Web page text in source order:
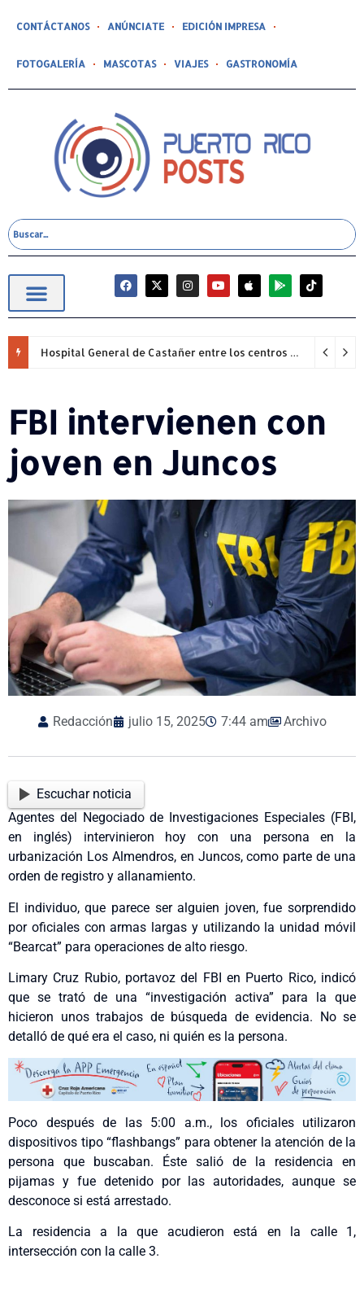
CONTÁCTANOS ANÚNCIATE EDICIÓN IMPRESA
FOTOGALERÍA MASCOTAS VIAJES GASTRONOMÍA
Hospital General de Castañer entre los centros de salud comunitarios con mejor desempeño clínico de Estados Unidos
FBI intervienen con
joven en Juncos
Redacción julio 15, 2025 7:44 am Archivo
Escuchar noticia
Agentes del Negociado de Investigaciones Especiales (FBI,
en inglés) intervinieron hoy con una persona en la
urbanización Los Almendros, en Juncos, como parte de una
orden de registro y allanamiento.
El individuo, que parece ser alguien joven, fue sorprendido
por oficiales con armas largas y utilizando la unidad móvil
“Bearcat” para operaciones de alto riesgo.
Limary Cruz Rubio, portavoz del FBI en Puerto Rico, indicó
que se trató de una “investigación activa” para la que
hicieron unos trabajos de búsqueda de evidencia. No se
detalló de qué era el caso, ni quién es la persona.
Poco después de las 5:00 a.m., los oficiales utilizaron
dispositivos tipo “flashbangs” para obtener la atención de la
persona que buscaban. Éste salió de la residencia en
pijamas y fue detenido por las autoridades, aunque se
desconoce si está arrestado.
La residencia a la que acudieron está en la calle 1,
intersección con la calle 3.